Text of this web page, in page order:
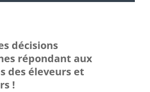
décisions
répondant aux
des éleveurs et
!